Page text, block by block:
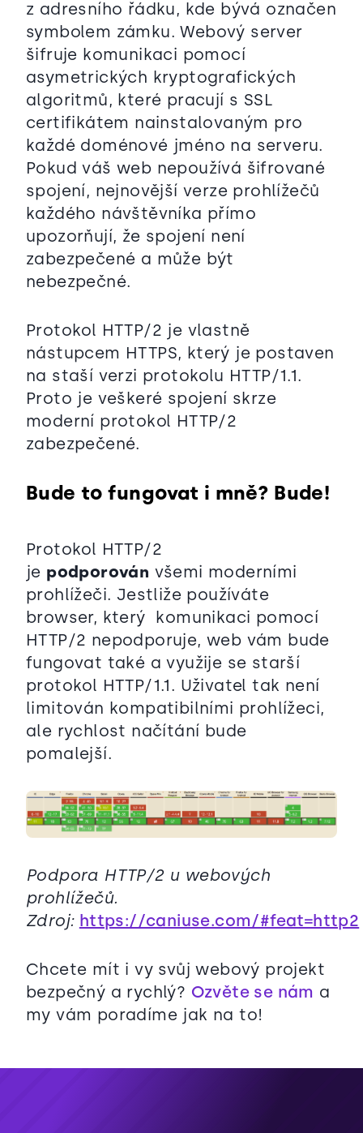
z adresního řádku, kde bývá označen
symbolem zámku. Webový server
šifruje komunikaci pomocí
asymetrických kryptografických
algoritmů, které pracují s SSL
certifikátem nainstalovaným pro
každé doménové jméno na serveru.
Pokud váš web nepoužívá šifrované
spojení, nejnovější verze prohlížečů
každého návštěvníka přímo
upozorňují, že spojení není
zabezpečené a může být
nebezpečné.
Protokol HTTP/2 je vlastně
nástupcem HTTPS, který je postaven
na staší verzi protokolu HTTP/1.1.
Proto je veškeré spojení skrze
moderní protokol HTTP/2
zabezpečené.
Bude to fungovat i mně? Bude!
Protokol HTTP/2
je podporován všemi moderními
prohlížeči. Jestliže používáte
browser, který komunikaci pomocí
HTTP/2 nepodporuje, web vám bude
fungovat také a využije se starší
protokol HTTP/1.1. Uživatel tak není
limitován kompatibilními prohlížeci,
ale rychlost načítání bude
pomalejší.
Podpora HTTP/2 u webových
prohlížečů.
Zdroj: https://caniuse.com/#feat=http2
Chcete mít i vy svůj webový projekt
bezpečný a rychlý? Ozvěte se nám a
my vám poradíme jak na to!